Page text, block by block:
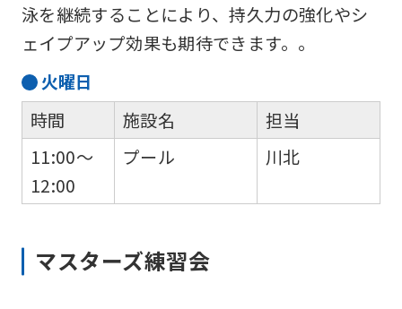
泳を継続することにより、持久力の強化やシ
ェイプアップ効果も期待できます。。
火曜日
時間
11:00～
12:00
施設名
プール
担当
川北
マスターズ練習会